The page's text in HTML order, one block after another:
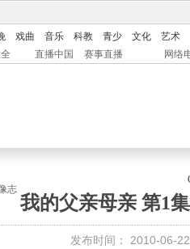
戏曲 音乐 科教 青少 文化
艺术
直播中国 赛事直播 网络
志
我的父亲母亲 第1
发布时间： 2010-06-